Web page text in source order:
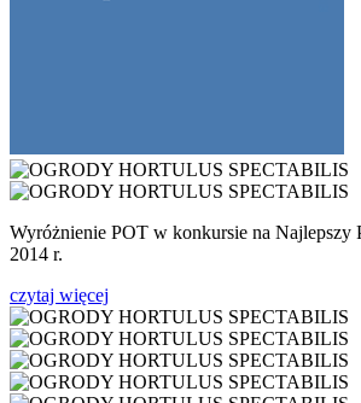
Wyróżnienie POT w konkursie na Najlepszy
2014 r.
czytaj więcej